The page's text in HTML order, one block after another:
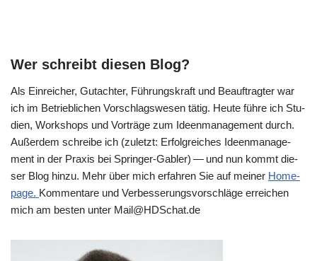
Wer schreibt diesen Blog?
Als Ein­rei­cher, Gut­ach­ter, Füh­rungs­kraft und Beauf­trag­ter war
ich im Betrieb­li­chen Vor­schlags­we­sen tätig. Heu­te füh­re ich Stu­
di­en, Work­shops und Vor­trä­ge zum Ideen­ma­nage­ment durch.
Außer­dem schrei­be ich (zuletzt: Erfolg­rei­ches Ideen­ma­nage­
ment in der Pra­xis bei Sprin­ger-Gab­ler) — und nun kommt die­
ser Blog hin­zu. Mehr über mich erfah­ren Sie auf mei­ner Home­
page. Kom­men­ta­re und Ver­bes­se­rungs­vor­schlä­ge errei­chen
mich am besten unter Mail@​HDSchat.​de